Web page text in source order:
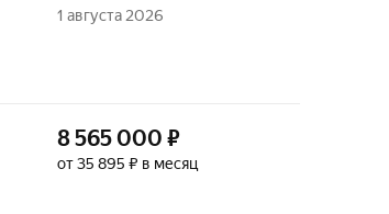
1 августа 2026
8 565 000 ₽
от 35 895 ₽ в месяц